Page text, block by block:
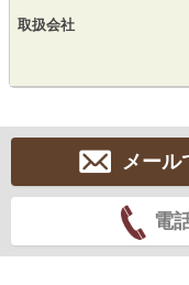
取扱会社
メール
電